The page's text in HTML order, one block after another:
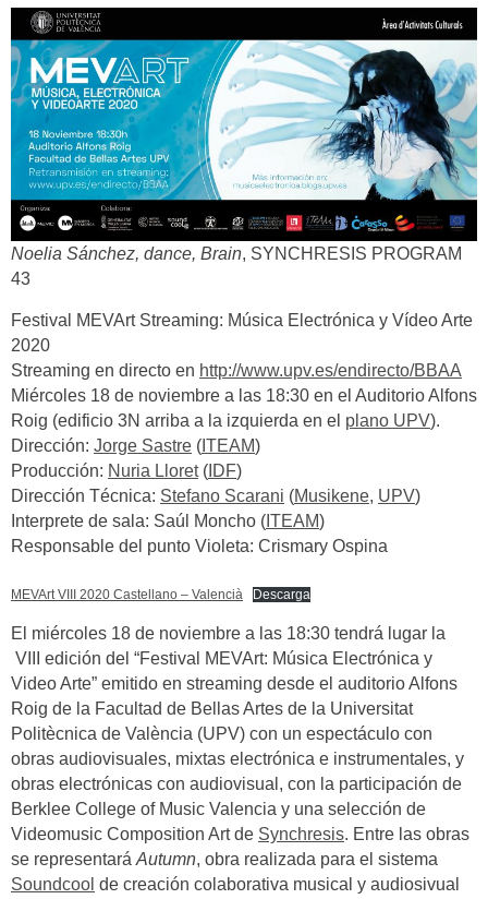
Noelia Sánchez, dance, Brain, SYNCHRESIS PROGRAM
43
Festival MEVArt Streaming: Música Electrónica y Vídeo Arte
2020
Streaming en directo en http://www.upv.es/endirecto/BBAA
Miércoles 18 de noviembre a las 18:30 en el Auditorio Alfons
Roig (edificio 3N arriba a la izquierda en el plano UPV).
Dirección: Jorge Sastre ( ITEAM)
Producción: Nuria Lloret( IDF)
Dirección Técnica: Stefano Scarani (Musikene, UPV)
Interprete de sala: Saúl Moncho ( ITEAM)
Responsable del punto Violeta: Crismary Ospina
MEVArt VIII 2020 Castellano – Valencià Descarga
El miércoles 18 de noviembre a las 18:30 tendrá lugar la
VIII edición del “Festival MEVArt: Música Electrónica y
Video Arte” emitido en streaming desde el auditorio Alfons
Roig de la Facultad de Bellas Artes de la Universitat
Politècnica de València (UPV) con un espectáculo con
obras audiovisuales, mixtas electrónica e instrumentales, y
obras electrónicas con audiovisual, con la participación de
Berklee College of Music Valencia y una selección de
Videomusic Composition Art de Synchresis. Entre las obras
se representará Autumn, obra realizada para el sistema
Soundcool de creación colaborativa musical y audiosivual